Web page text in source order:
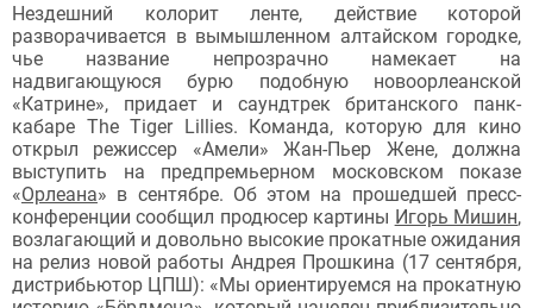
Нездешний колорит ленте, действие которой
разворачивается в вымышленном алтайском городке,
чье название непрозрачно намекает на
надвигающуюся бурю подобную новоорлеанской
«Катрине», придает и саундтрек британского панк-
кабаре The Tiger Lillies. Команда, которую для кино
открыл режиссер «Амели» Жан-Пьер Жене, должна
выступить на предпремьерном московском показе
«Орлеана» в сентябре. Об этом на прошедшей пресс-
конференции сообщил продюсер картины Игорь Мишин,
возлагающий и довольно высокие прокатные ожидания
на релиз новой работы Андрея Прошкина (17 сентября,
дистрибьютор ЦПШ): «Мы ориентируемся на прокатную